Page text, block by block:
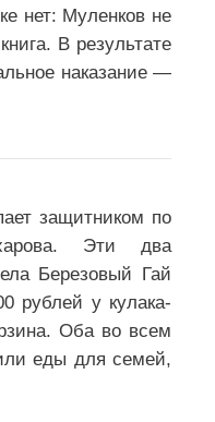
нет: Муленков не
В результате
наказание —
защитником по
Эти два
Березовый Гай
рублей у кулака-
Оба во всем
еды для семей,